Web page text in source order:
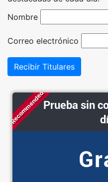
Nombre
Correo electrónico
Recibir Titulares
RecommendedPrueba sin